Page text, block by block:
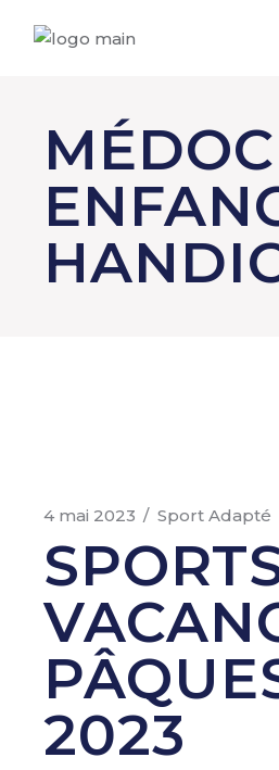
MÉDOC
4 mai 2023 Sport Adapté
2023